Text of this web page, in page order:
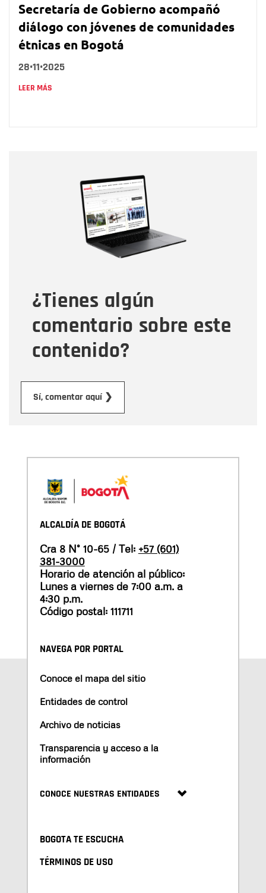
Secretaría de Gobierno acompañó
diálogo con jóvenes de comunidades
étnicas en Bogotá
28•11•2025
LEER MÁS
¿Tienes algún
comentario sobre este
contenido?
Sí, comentar aquí ❯
Correo electrónico
Tipo de comentario
Mensaje
ALCALDÍA DE BOGOTÁ
Cra 8 N° 10-65 / Tel: +57 (601)
381-3000
Horario de atención al público:
Lunes a viernes de 7:00 a.m. a
4:30 p.m.
Código postal: 111711
NAVEGA POR PORTAL
Conoce el mapa del sitio
Entidades de control
Archivo de noticias
Transparencia y acceso a la
información
CONOCE NUESTRAS ENTIDADES
BOGOTA TE ESCUCHA
TÉRMINOS DE USO